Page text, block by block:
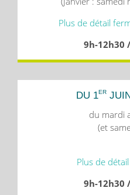
Plus de détail
9h-12h30
DU 1ER
du mardi
(et
Plus de
9h-12h30